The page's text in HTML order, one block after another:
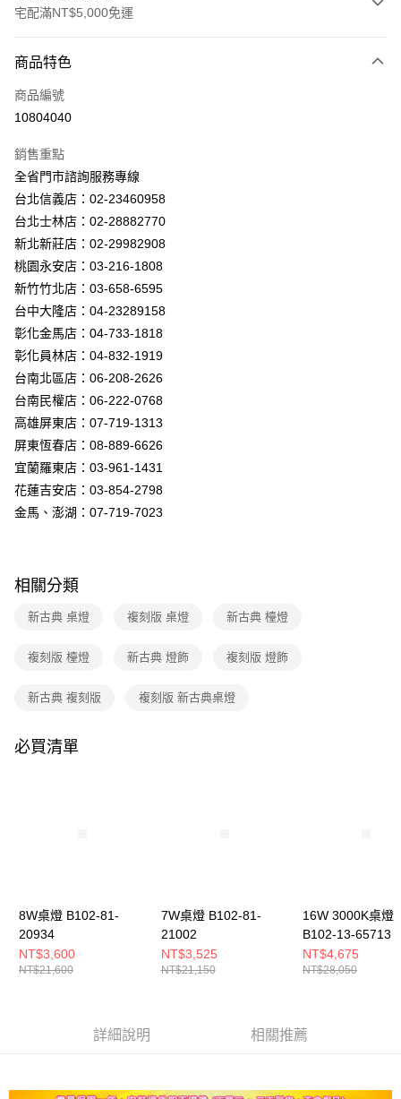
宅配滿NT$5,000免運
信用卡一次付款
LINE Pay
街口支付
悠遊付
Google Pay
全盈+PAY
AFTEE先享後付
相關說明
【關於「AFTEE先享後付」】
AFTEE先享後付是「在收到商品之後才付款」的支付方式。 讓您購物簡單
便利好安心！
１．簡單：不需註冊會員、不需綁卡、不需儲值。
３．安心：先確認商品／服務後，再付款。
【「AFTEE先享後付」結帳流程】
１．於結帳方式選擇「AFTEE先享後付」後，將跳轉至「AFTEE先享後付」
結帳頁面，進行簡訊認證並確認金額後，即可完成結帳。
２．訂單成立數日內，您將收到繳費通知簡訊。
後付繳納相關費用。
是否繳費成功／繳費後需取消欲退款等相關疑問，請聯繫「AFTEE先享後付
易，需依本服務之必要範圍內提供個人資料，並將交易相關給付款項請求債
https://aftee.tw/terms/#terms3
ATM付款
運送方式
新竹貨運宅配
商品特色
商品編號
10804040
銷售重點
全省門市諮詢服務專線
台北信義店：02-23460958
台北士林店：02-28882770
新北新莊店：02-29982908
桃園永安店：03-216-1808
新竹竹北店：03-658-6595
台中大隆店：04-23289158
彰化金馬店：04-733-1818
彰化員林店：04-832-1919
台南北區店：06-208-2626
台南民權店：06-222-0768
高雄屏東店：07-719-1313
屏東恆春店：08-889-6626
宜蘭羅東店：03-961-1431
花蓮吉安店：03-854-2798
金馬、澎湖：07-719-7023
相關分類
新古典 桌燈 複刻版 桌燈 新古典 檯燈
複刻版 檯燈 新古典 燈飾 複刻版 燈飾
新古典 複刻版 複刻版 新古典桌燈
必買清單
8W桌燈 B102-81-
20934
NT$3,600
NT$21,600
7W桌燈 B102-81-
21002
NT$3,525
NT$21,150
16W 3000K桌燈
B102-13-65713
NT$4,675
NT$28,050
詳細說明 相關推薦